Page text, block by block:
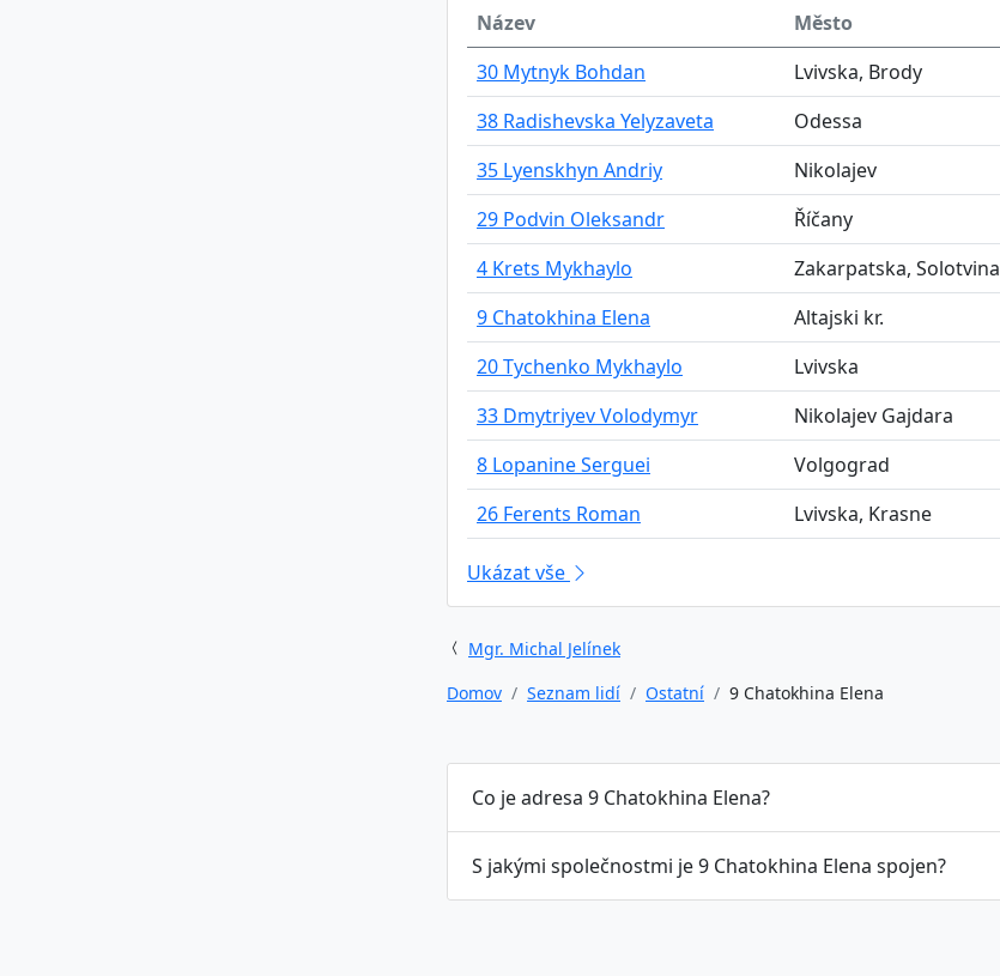
Název
Město
30 Mytnyk Bohdan
Lvivska, Brody
38 Radishevska Yelyzaveta
Odessa
35 Lyenskhyn Andriy
Nikolajev
29 Podvin Oleksandr
Říčany
4 Krets Mykhaylo
Zakarpatska, Solotvina
9 Chatokhina Elena
Altajski kr.
20 Tychenko Mykhaylo
Lvivska
33 Dmytriyev Volodymyr
Nikolajev Gajdara
8 Lopanine Serguei
Volgograd
26 Ferents Roman
Lvivska, Krasne
Ukázat vše
Mgr. Michal Jelínek
Domov
Seznam lidí Ostatní 9 Chatokhina Elena
Co je adresa 9 Chatokhina Elena?
S jakými společnostmi je 9 Chatokhina Elena spojen?